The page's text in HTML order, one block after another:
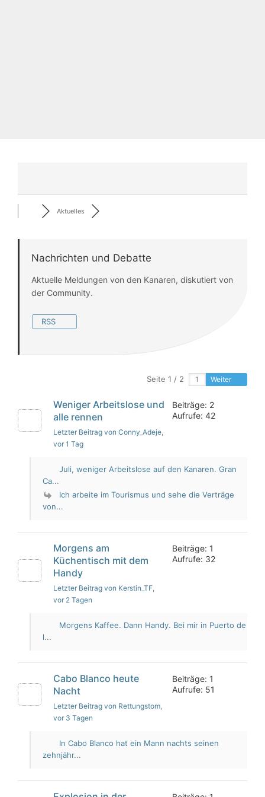
Aktuelles
Nachrichten und Debatte
Aktuelle Meldungen von den Kanaren, diskutiert von
der Community.
RSS
Seite 1 / 2 Weiter
Weniger Arbeitslose und
alle rennen
Letzter Beitrag von Conny_Adeje,
vor 1 Tag
Beiträge: 2
Aufrufe: 42
Juli, weniger Arbeitslose auf den Kanaren. Gran
Ca...
Ich arbeite im Tourismus und sehe die Verträge
von...
Morgens am
Küchentisch mit dem
Handy
Letzter Beitrag von Kerstin_TF,
vor 2 Tagen
Beiträge: 1
Aufrufe: 32
Morgens Kaffee. Dann Handy. Bei mir in Puerto de
l...
Cabo Blanco heute
Nacht
Letzter Beitrag von Rettungstom,
vor 3 Tagen
Beiträge: 1
Aufrufe: 51
In Cabo Blanco hat ein Mann nachts seinen
zehnjähr...